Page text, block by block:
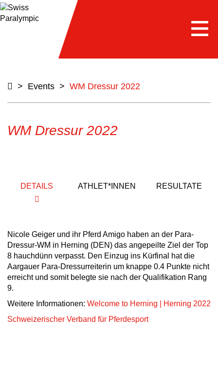
> Events > WM Dressur 2022
WM Dressur 2022
DETAILS ATHLET*INNEN RESULTATE
Nicole Geiger und ihr Pferd Amigo haben an der Para-
Dressur-WM in Herning (DEN) das angepeilte Ziel der Top
8 hauchdünn verpasst. Den Einzug ins Kürfinal hat die
Aargauer Para-Dressurreiterin um knappe 0.4 Punkte nicht
erreicht und somit belegte sie nach der Qualifikation Rang
9.
Weitere Informationen: Welcome to Herning | Herning 2022
Schweizerischer Verband für Pferdesport